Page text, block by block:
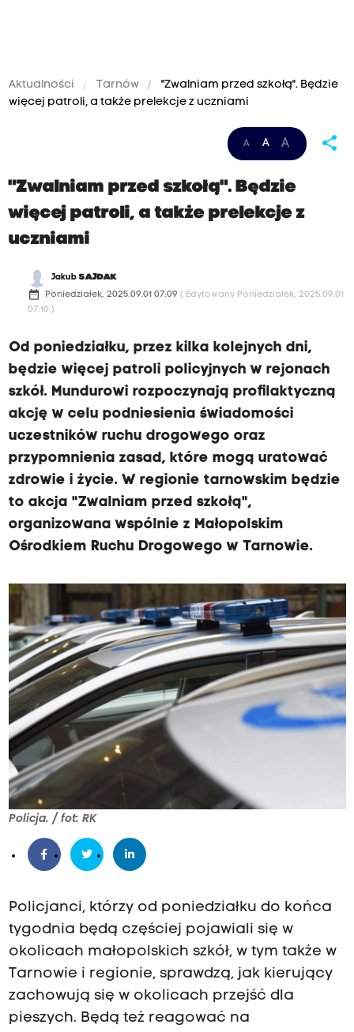
Aktualności Tarnów
"Zwalniam przed szkołą". Będzie
więcej patroli, a także prelekcje z uczniami
A A A share
"Zwalniam przed szkołą". Będzie
więcej patroli, a także prelekcje z
uczniami
JakubSAJDAK
date_range Poniedziałek, 2025.09.01 07:09 ( Edytowany Poniedziałek, 2025.09.01
07:10 )
Od poniedziałku, przez kilka kolejnych dni,
będzie więcej patroli policyjnych w rejonach
szkół. Mundurowi rozpoczynają profilaktyczną
akcję w celu podniesienia świadomości
uczestników ruchu drogowego oraz
przypomnienia zasad, które mogą uratować
zdrowie i życie. W regionie tarnowskim będzie
to akcja "Zwalniam przed szkołą",
organizowana wspólnie z Małopolskim
Ośrodkiem Ruchu Drogowego w Tarnowie.
Policja. / fot: RK
Policjanci, którzy od poniedziałku do końca
tygodnia będą częściej pojawiali się w
okolicach małopolskich szkół, w tym także w
Tarnowie i regionie, sprawdzą, jak kierujący
zachowują się w okolicach przejść dla
pieszych. Będą też reagować na